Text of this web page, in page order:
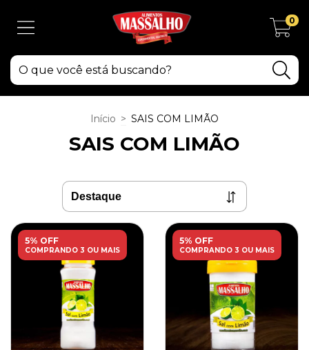
0
Início > SAIS COM LIMÃO
SAIS COM LIMÃO
5% OFF
COMPRANDO 3 OU MAIS
5% OFF
COMPRANDO 3 OU MAIS